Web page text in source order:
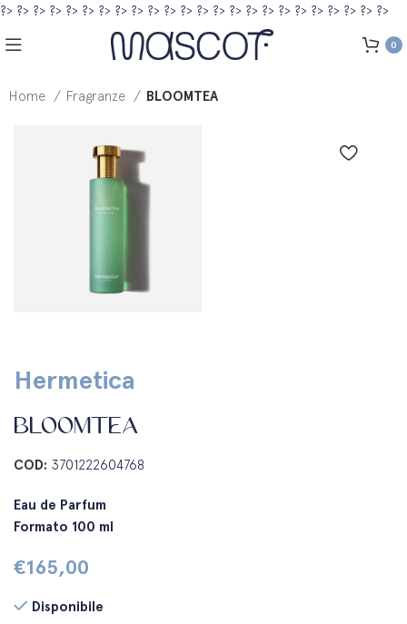
?> ?> ?> ?> ?> ?> ?> ?> ?> ?> ?> ?> ?> ?> ?> ?> ?> ?> ?> ?> ?> ?> ?> ?>
0
Home Fragranze BLOOMTEA
Hermetica
BLOOMTEA
COD: 3701222604768
Eau de Parfum
Formato 100 ml
€165,00
Disponibile